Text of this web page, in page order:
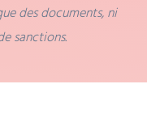
des documents, ni
sanctions.